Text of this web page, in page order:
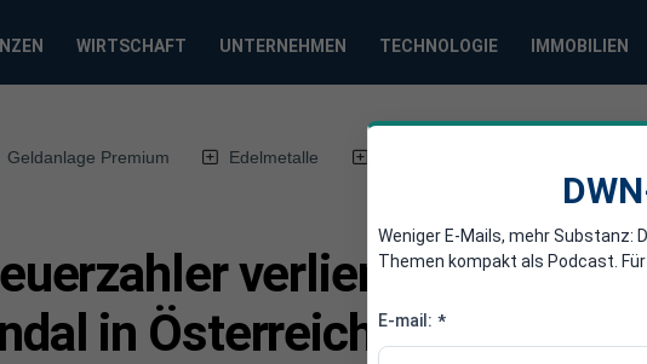
WIRTSCHAFT UNTERNEHMEN TECHNOLOGIE IMMOBILIEN
Geldanlage Premium Edelmetalle
verlieren
in Österreich
Weniger E-Mails, mehr Substanz:
Themen kompakt als Podcast.
E-mail: *